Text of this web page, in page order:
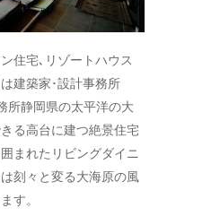
住宅､リゾートハウス
建築家･設計事務所
所静岡県の太平洋の大
る高台に建つ絶景住宅
まれたリビングダイニ
刻々と変る大海原の風
す。